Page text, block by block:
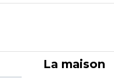
La maison